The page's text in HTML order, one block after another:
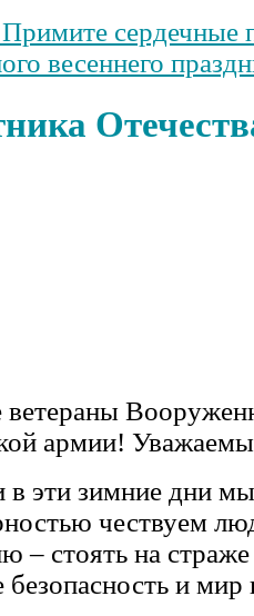
сердечные
весеннего
армии!
в эти зимние дни
чествуем
– стоять на страже
и мир